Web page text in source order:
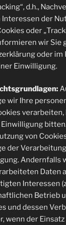
d.h.,
der
oder
wir Sie
oder im
Einwilligung.
wir Ihre
verarbeiten,
von
der
Andernfalls
Daten
Interessen
Betrieb
und dessen
wenn der